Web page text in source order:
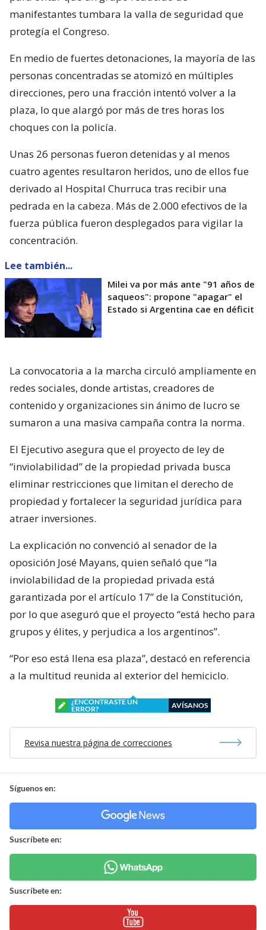
manifestantes tumbara la valla de seguridad que
protegía el Congreso.
En medio de fuertes detonaciones, la mayoría de las
personas concentradas se atomizó en múltiples
direcciones, pero una fracción intentó volver a la
plaza, lo que alargó por más de tres horas los
choques con la policía.
Unas 26 personas fueron detenidas y al menos
cuatro agentes resultaron heridos, uno de ellos fue
derivado al Hospital Churruca tras recibir una
pedrada en la cabeza. Más de 2.000 efectivos de la
fuerza pública fueron desplegados para vigilar la
concentración.
Lee también...
Milei va por más ante "91 años de
saqueos": propone "apagar" el
Estado si Argentina cae en déficit
La convocatoria a la marcha circuló ampliamente en
redes sociales, donde artistas, creadores de
contenido y organizaciones sin ánimo de lucro se
sumaron a una masiva campaña contra la norma.
El Ejecutivo asegura que el proyecto de ley de
“inviolabilidad” de la propiedad privada busca
eliminar restricciones que limitan el derecho de
propiedad y fortalecer la seguridad jurídica para
atraer inversiones.
La explicación no convenció al senador de la
oposición José Mayans, quien señaló que “la
inviolabilidad de la propiedad privada está
garantizada por el artículo 17” de la Constitución,
por lo que aseguró que el proyecto “está hecho para
grupos y élites, y perjudica a los argentinos”.
“Por eso está llena esa plaza”, destacó en referencia
a la multitud reunida al exterior del hemiciclo.
¿ENCONTRASTE UN
ERROR?
AVÍSANOS
Revisa nuestra página de correcciones
Síguenos en:
Suscríbete en:
Suscríbete en: